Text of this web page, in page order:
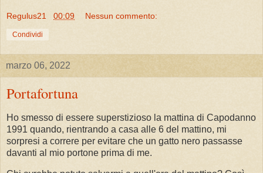
Regulus21 00:09 Nessun commento:
Condividi
marzo 06, 2022
Portafortuna
Ho smesso di essere superstizioso la mattina di Capodanno
1991 quando, rientrando a casa alle 6 del mattino, mi
sorpresi a correre per evitare che un gatto nero passasse
davanti al mio portone prima di me.